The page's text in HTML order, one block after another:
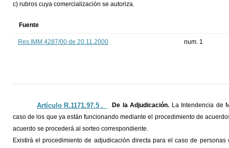
c) rubros cuya comercialización se autoriza.
Fuente
Res.IMM 4287/00 de 20.11.2000 num. 1
Artículo R.1171.97.5 ._ De la Adjudicación. La Intendencia de
caso de los que ya están funcionando mediante el procedimiento de
acuerdo se procederá al sorteo correspondiente.
Existirá el procedimiento de adjudicación directa para el caso de